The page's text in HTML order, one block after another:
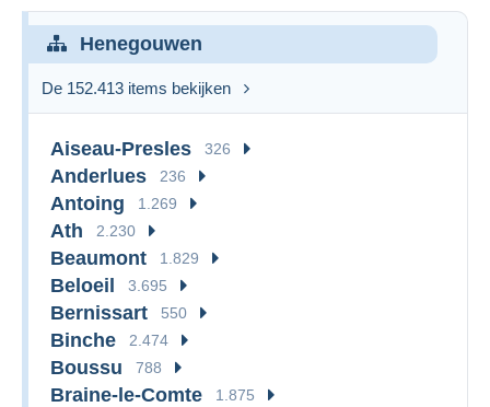
Henegouwen
De 152.413 items bekijken
Aiseau-Presles 326
Anderlues 236
Antoing 1.269
Ath 2.230
Beaumont 1.829
Beloeil 3.695
Bernissart 550
Binche 2.474
Boussu 788
Braine-le-Comte 1.875